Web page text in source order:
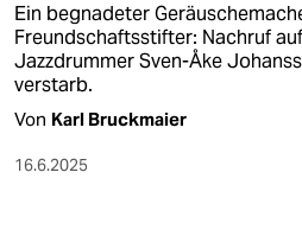
Ein begnadeter
Freundschaftsstifter: Nachruf
Jazzdrummer Sven-Åke
verstarb.
Von Karl Bruckmaier
16.6.2025